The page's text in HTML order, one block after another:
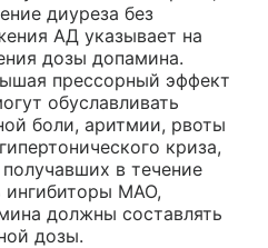
диуреза без
АД указывает на
дозы допамина.
прессорный эффект
обуславливать
боли, аритмии, рвоты
криза,
в течение
ингибиторы МАО,
должны составлять
дозы.